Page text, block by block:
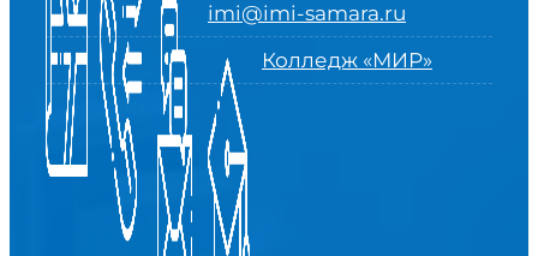
imi@imi-samara.ru
Колледж «МИР»